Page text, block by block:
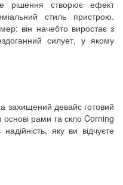
рішення створює ефект
стиль пристрою.
він начебто виростає з
силует, у якому
захищений девайс готовий
рами та скло Corning
яку ви відчуєте